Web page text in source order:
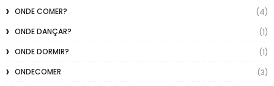
ONDE COMER?
(4)
ONDE DANÇAR?
(1)
ONDE DORMIR?
(1)
ONDECOMER
(3)